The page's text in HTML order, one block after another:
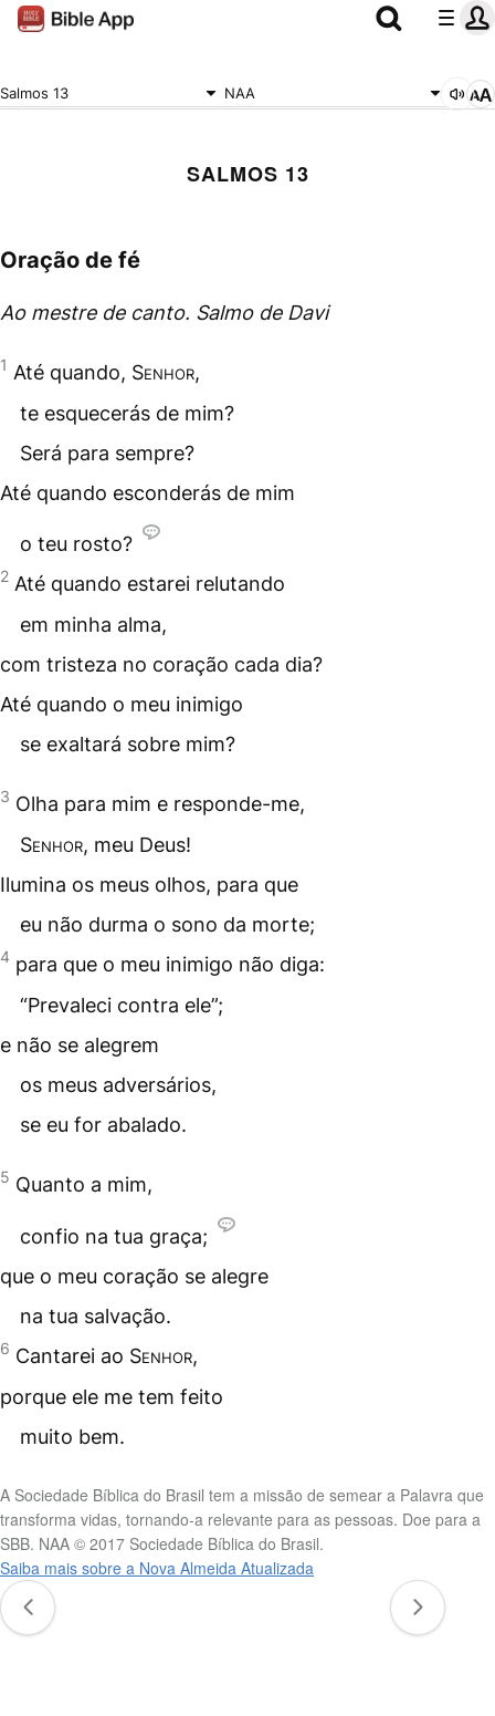
Salmos 13 NAA
SALMOS 13
Oração de fé
Ao mestre de canto. Salmo de Davi
1 Até quando, Senhor,
te esquecerás de mim?
Será para sempre?
Até quando esconderás de mim
o teu rosto?
2 Até quando estarei relutando
em minha alma,
com tristeza no coração cada dia?
Até quando o meu inimigo
se exaltará sobre mim?
3 Olha para mim e responde-me,
Senhor, meu Deus!
Ilumina os meus olhos, para que
eu não durma o sono da morte;
4 para que o meu inimigo não diga:
“Prevaleci contra ele”;
e não se alegrem
os meus adversários,
se eu for abalado.
5 Quanto a mim,
confio na tua graça;
que o meu coração se alegre
na tua salvação.
6 Cantarei ao Senhor,
porque ele me tem feito
muito bem.
A Sociedade Bíblica do Brasil tem a missão de semear a Palavra que
transforma vidas, tornando-a relevante para as pessoas. Doe para a
SBB. NAA © 2017 Sociedade Bíblica do Brasil.
Saiba mais sobre a Nova Almeida Atualizada